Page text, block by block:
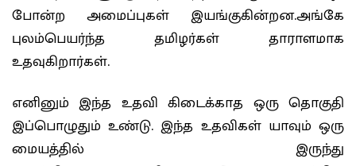
போன்ற அமைப்புகள் இயங்குகின்றன.அங்கே
புலம்பெயர்ந்த தமிழர்கள் தாராளமாக
உதவுகிறார்கள்.
எனினும் இந்த உதவி கிடைக்காத ஒரு தொகுதி
இப்பொழுதும் உண்டு. இந்த உதவிகள் யாவும் ஒரு
மையத்தில் இருந்து